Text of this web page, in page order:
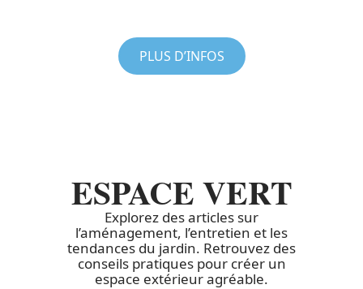
PLUS D’INFOS
ESPACE VERT
Explorez des articles sur
l’aménagement, l’entretien et les
tendances du jardin. Retrouvez des
conseils pratiques pour créer un
espace extérieur agréable.